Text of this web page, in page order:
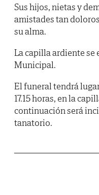
Sus hijos, nietas y
amistades tan
su alma.
La capilla ardiente
Municipal.
El funeral tendrá
17.15 horas, en la
continuación será
tanatorio.